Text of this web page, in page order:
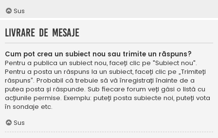
Sus
Livrare de mesaje
Cum pot crea un subiect nou sau trimite un răspuns?
Pentru a publica un subiect nou, faceți clic pe "Subiect nou".
Pentru a posta un răspuns la un subiect, faceți clic pe „Trimiteți
răspuns”. Probabil că trebuie să vă înregistrați înainte de a
putea posta și răspunde. Sub fiecare forum veți găsi o listă cu
acțiunile permise. Exemplu: puteți posta subiecte noi, puteți vota
în sondaje etc.
Sus